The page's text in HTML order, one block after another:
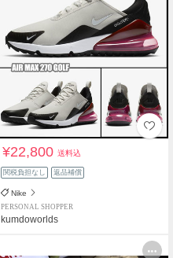
¥22,800送料込
関税負担なし 返品補償
Nike
PERSONAL SHOPPER
kumdoworlds